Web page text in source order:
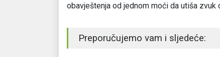
obavještenja od jednom moći da utiša zvuk
Preporučujemo vam i sljedeće: